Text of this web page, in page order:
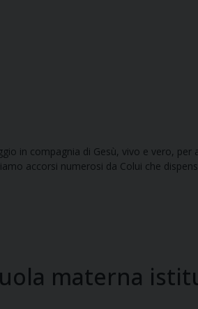
in compagnia di Gesù, vivo e vero,
accorsi numerosi da Colui che
materna